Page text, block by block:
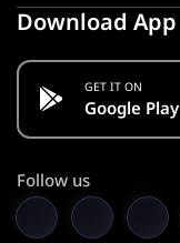
Download App
GET IT ON
Google Play
Follow us